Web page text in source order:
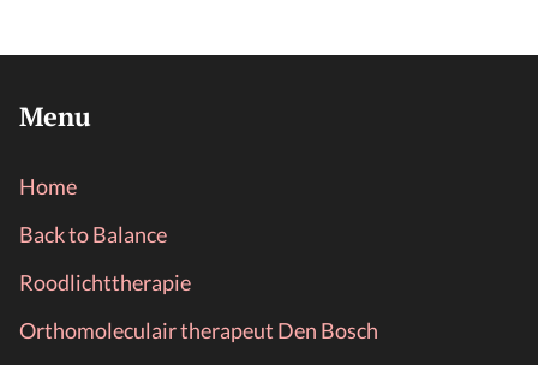
Menu
Home
Back to Balance
Roodlichttherapie
Orthomoleculair therapeut Den Bosch